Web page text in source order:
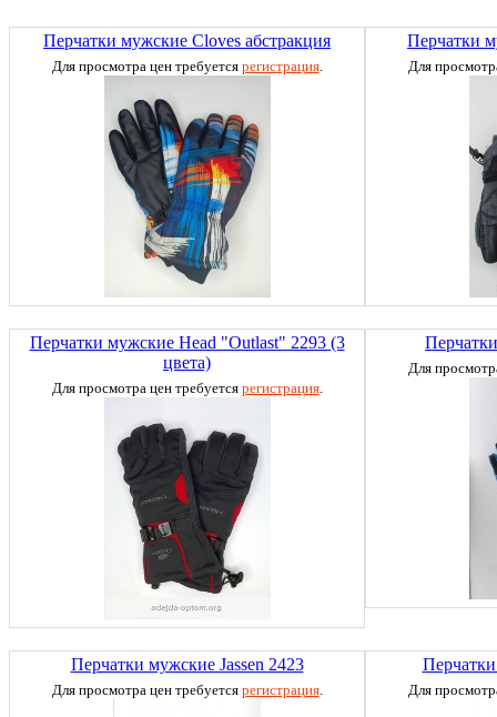
Перчатки мужские Cloves абстракция
Для просмотра цен требуется регистрация.
Перчатки
Для
Перчатки мужские Head "Outlast" 2293 (3
цвета)
Для просмотра цен требуется регистрация.
Для
Перчатки мужские Jassen 2423
Для просмотра цен требуется регистрация. Для